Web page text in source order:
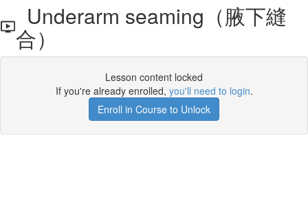
Underarm seaming（腋下縫
合）
Lesson content locked
If you're already enrolled, you'll need to login.
Enroll in Course to Unlock